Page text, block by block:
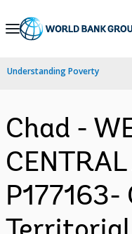
Skip
Navigation
Understanding Poverty
Chad -
P177163-